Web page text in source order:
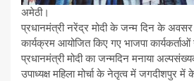
अमेठी।
प्रधानमंत्री नरेंद्र मोदी के जन्म दिन के
कार्यक्रम आयोजित किए गए भाजपा
प्रधानमंत्री मोदी का जन्मदिन मनाया
उपाध्यक्ष महिला मोर्चा के नेतृत्व में जगदीशपुर